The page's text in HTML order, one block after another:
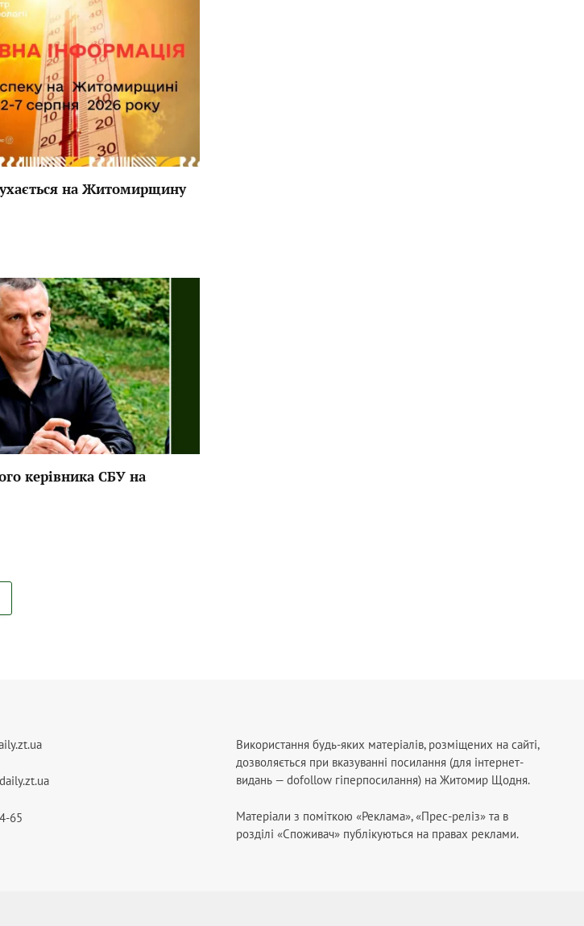
на Житомирщину
керівника СБУ на
65
Використання будь-яких матеріалів, розміщених на сайті,
дозволяється при вказуванні посилання (для інтернет-
видань — dofollow гіперпосилання) на Житомир Щодня.
Матеріали з поміткою «Реклама», «Прес-реліз» та в
розділі «Споживач» публікуються на правах реклами.